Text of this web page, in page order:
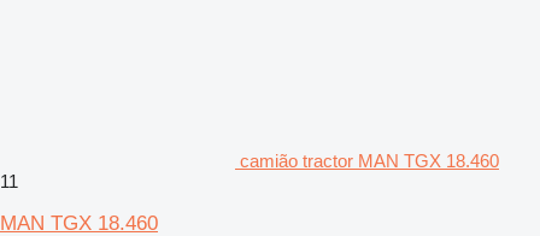
camião tractor MAN TGX 18.460
11
MAN TGX 18.460